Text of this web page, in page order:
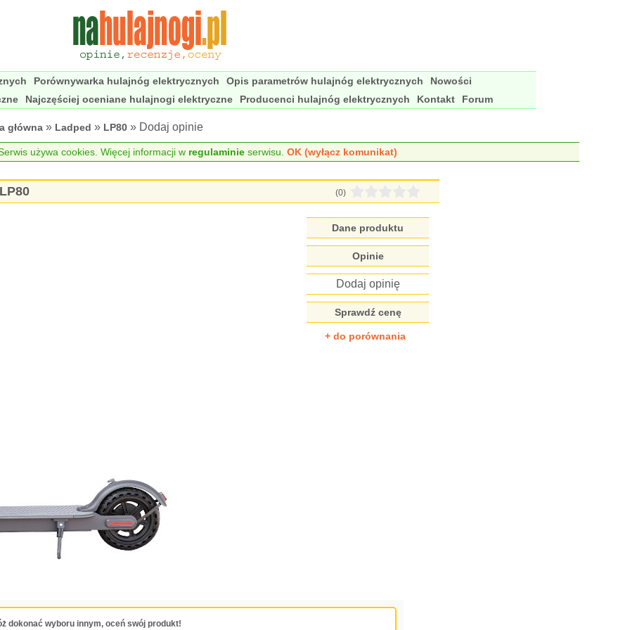
Porównywarka hulajnóg elektrycznych Opis parametrów hulajnóg elektrycznych
Nowości
Najczęściej oceniane hulajnogi elektryczne Producenci hulajnóg elektrycznych Kontakt Forum
główna » Ladped » LP80 » Dodaj opinie
używa cookies. Więcej informacji w regulaminieserwisu. OK (wyłącz komunikat)
(0)
Dane produktu
Opinie
Dodaj opinię
Sprawdź cenę
+ do porównania
dokonać wyboru innym, oceń swój produkt!